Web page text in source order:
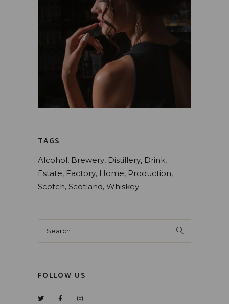
TAGS
Alcohol Brewery Distillery Drink
Estate Factory Home Production
Scotch Scotland Whiskey
FOLLOW US